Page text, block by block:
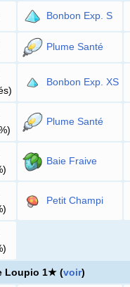
Bonbon Exp. S
Plume Santé
Bonbon Exp. XS
Plume Santé
Baie Fraive
Petit Champi
Loupio 1★ (voir)